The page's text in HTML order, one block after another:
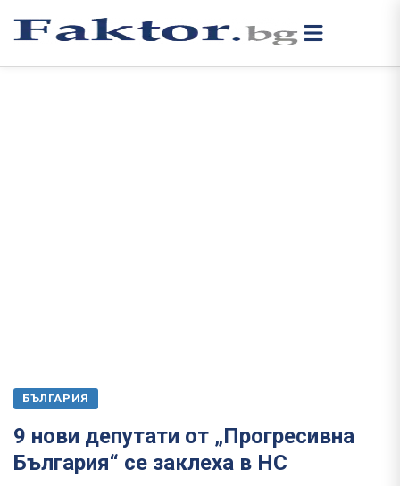
БЪЛГАРИЯ
9 нови депутати от „Прогресивна
България“ се заклеха в НС